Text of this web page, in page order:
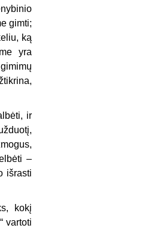
gimti;
ką
yra
ir
–
išrasti
kokį
vartoti